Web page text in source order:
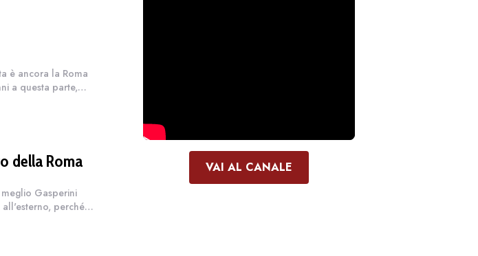
è ancora la Roma
a questa parte,
della Roma
Gasperini
perché a
VAI AL CANALE